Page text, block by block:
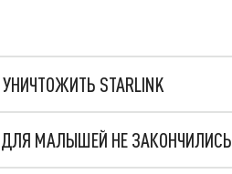
STARLINK
МАЛЫШЕЙ НЕ ЗАКОНЧИЛИСЬ